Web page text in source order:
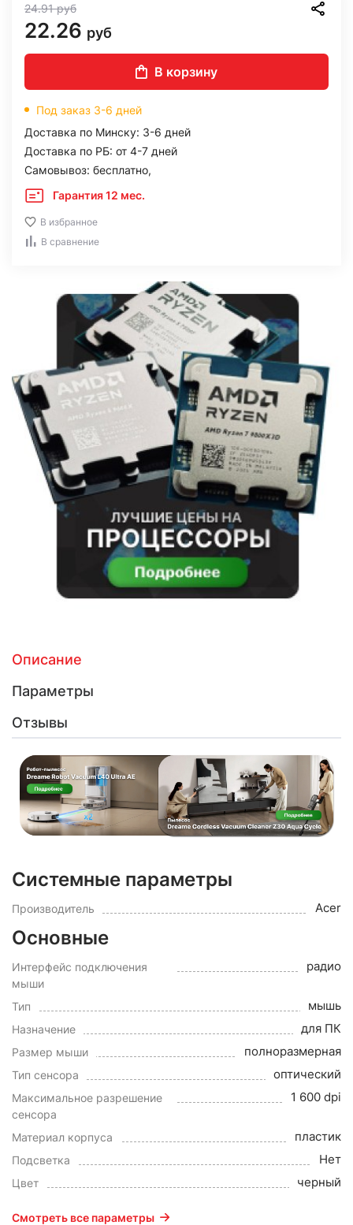
24.91руб
22.26 руб
В корзину
Под заказ 3-6 дней
Доставка по Минску: 3-6 дней
Доставка по РБ: от 4-7 дней
Самовывоз: бесплатно,
Гарантия 12 мес.
В избранное
В сравнение
Описание
Параметры
Отзывы
Системные параметры
Производитель Acer
Основные
Интерфейс подключения
мыши
радио
Тип мышь
Назначение для ПК
Размер мыши полноразмерная
Тип сенсора оптический
Максимальное разрешение
сенсора
1 600 dpi
Материал корпуса пластик
Подсветка Нет
Цвет черный
Смотреть все параметры